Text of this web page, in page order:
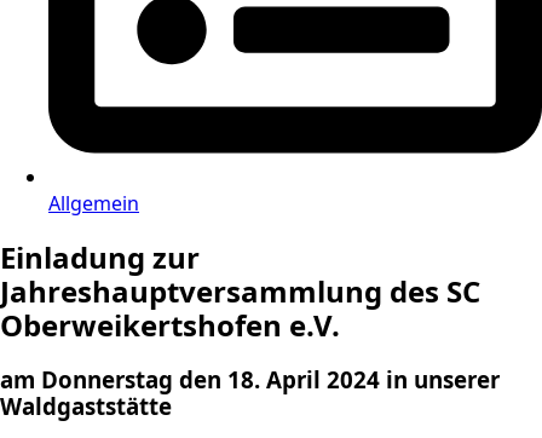
Allgemein
Einladung zur
Jahreshauptversammlung des SC
Oberweikertshofen e.V.
am Donnerstag den 18. April 2024 in unserer
Waldgaststätte